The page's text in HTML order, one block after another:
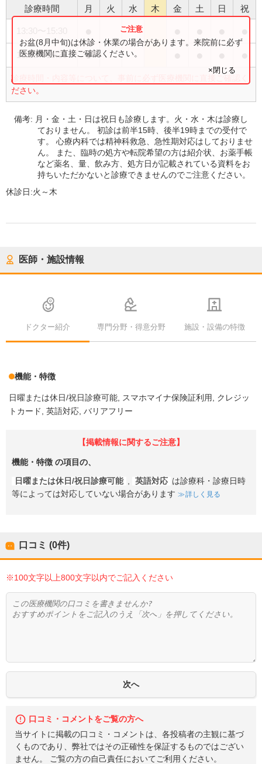
診療時間 月 火 水 木 金 土 日 祝
16:30〜19:30 ●
診療時間・内容等について、事前に必ず医療機関に直接ご確認く
ださい。
お盆(8月中旬)は休診・休業の場合があります。来院前に必ず
医療機関に直接ご確認ください。
×閉じる
備考: 月・金・土・日は祝日も診療します。火・水・木は診療し
ておりません。 初診は前半15時、後半19時までの受付で
す。 心療内科では精神科救急、急性期対応はしておりませ
ん。 また、臨時の処方や転院希望の方は紹介状、お薬手帳
など薬名、量、飲み方、処方日が記載されている資料をお
持ちいただかないと診療できませんのでご注意ください。
休診日:火～木
医師・施設情報
ドクター紹介 専門分野・得意分野 施設・設備の特徴
機能・特徴
日曜または休日/祝日診療可能 スマホマイナ保険証利用
クレジッ
トカード
英語対応 バリアフリー
【掲載情報に関するご注意】
機能・特徴 の項目の、
日曜または休日/祝日診療可能 英語対応 は診療科・診療日時
等によっては対応していない場合があります
詳しく見る
口コミ (0件)
※100文字以上800文字以内でご記入ください
口コミ・コメントをご覧の方へ
当サイトに掲載の口コミ・コメントは、各投稿者の主観に基づ
くものであり、弊社ではその正確性を保証するものではござい
ません。 ご覧の方の自己責任においてご利用ください。